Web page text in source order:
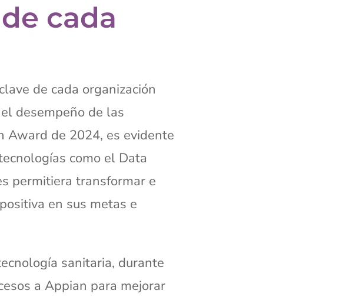
cada
de cada organización
desempeño de las
Award de 2024, es evidente
como el Data
permitiera transformar e
en sus metas e
sanitaria, durante
a Appian para mejorar